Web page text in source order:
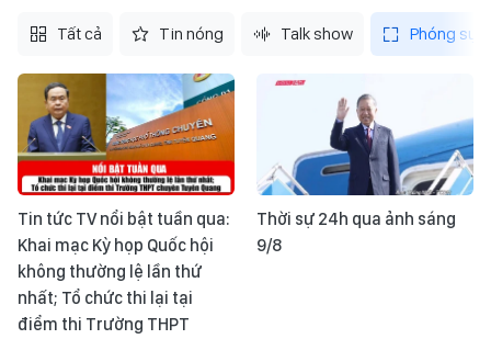
Tất cả Tin nóng Talk show Phóng sự
Tin tức TV nổi bật tuần qua:
Khai mạc Kỳ họp Quốc hội
không thường lệ lần thứ
nhất; Tổ chức thi lại tại
điểm thi Trường THPT
Thời sự 24h qua ảnh sáng
9/8